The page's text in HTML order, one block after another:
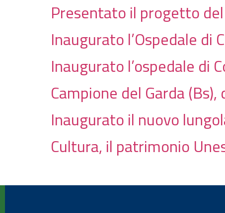
Presentato il progetto
Inaugurato l’Ospedale di
Inaugurato l’ospedale di
Campione del Garda
Inaugurato il nuovo
Cultura, il patrimonio